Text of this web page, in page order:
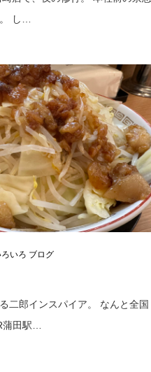
し…
ろいろ ブログ
二郎インスパイア。 なんと全国
田駅…